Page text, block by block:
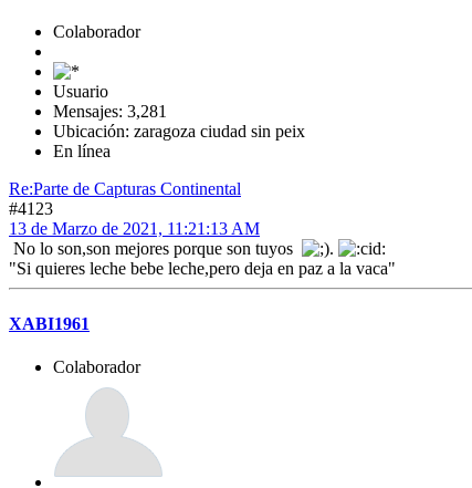
Colaborador
Usuario
Mensajes: 3,281
Ubicación: zaragoza ciudad sin peix
En línea
Re:Parte de Capturas Continental
#4123
13 de Marzo de 2021, 11:21:13 AM
No lo son,son mejores porque son tuyos
.
"Si quieres leche bebe leche,pero deja en paz a la vaca"
XABI1961
Colaborador